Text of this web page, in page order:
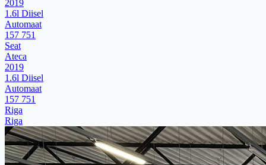
2019
1.6l Diisel
Automaat
157 751
Seat
Ateca
2019
1.6l Diisel
Automaat
157 751
Riga
Riga